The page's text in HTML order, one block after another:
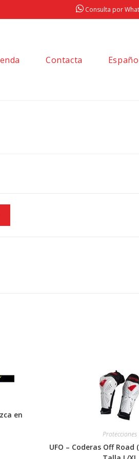
Consulta por
Contacta
Bullet Cross Enduro
en
Protecciones
UFO – Coderas Off